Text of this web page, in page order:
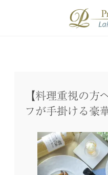
【料理重視の方
フが手掛ける豪